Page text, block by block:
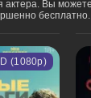
Вы
бесплатно.
(1080p)